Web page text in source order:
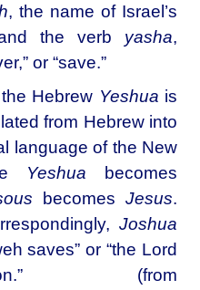
, the name of Israel’s
the verb yasha,
or “save.”
Hebrew Yeshua is
from Hebrew into
language of the New
Yeshua becomes
becomes Jesus.
Joshua
saves” or “the Lord
(from